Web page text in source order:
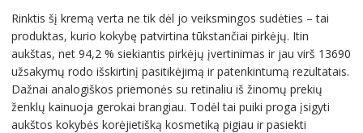
Rinktis šį kremą verta ne tik dėl jo veiksmingos sudėties – tai
produktas, kurio kokybę patvirtina tūkstančiai pirkėjų. Itin
aukštas, net 94,2 % siekiantis pirkėjų įvertinimas ir jau virš 13690
užsakymų rodo išskirtinį pasitikėjimą ir patenkintumą rezultatais.
Dažnai analogiškos priemonės su retinaliu iš žinomų prekių
ženklų kainuoja gerokai brangiau. Todėl tai puiki proga įsigyti
aukštos kokybės korėjietišką kosmetiką pigiau ir pasiekti